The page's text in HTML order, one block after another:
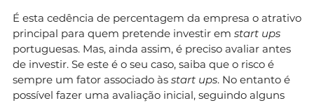
É esta cedência de percentagem da empresa o atrativo
principal para quem pretende investir em start ups
portuguesas. Mas, ainda assim, é preciso avaliar antes
de investir. Se este é o seu caso, saiba que o risco é
sempre um fator associado às start ups. No entanto é
possível fazer uma avaliação inicial, seguindo alguns